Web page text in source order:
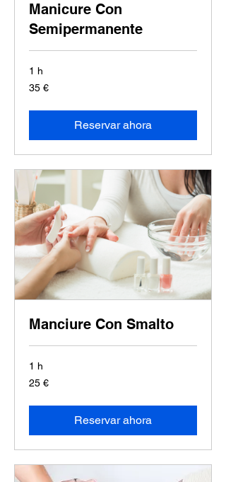
Manicure Con
Semipermanente
1 h
35
euros
35 €
Reservar ahora
Manciure Con Smalto
1 h
25
euros
25 €
Reservar ahora